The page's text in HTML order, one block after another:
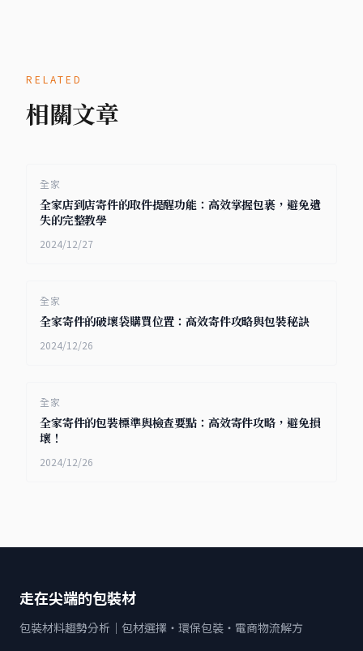
RELATED
相關文章
全家
全家店到店寄件的取件提醒功能：高效掌握包裹，避免遺
失的完整教學
2024/12/27
全家
全家寄件的破壞袋購買位置：高效寄件攻略與包裝秘訣
2024/12/26
全家
全家寄件的包裝標準與檢查要點：高效寄件攻略，避免損
壞！
2024/12/26
走在尖端的包裝材
包裝材料趨勢分析｜包材選擇・環保包裝・電商物流解方